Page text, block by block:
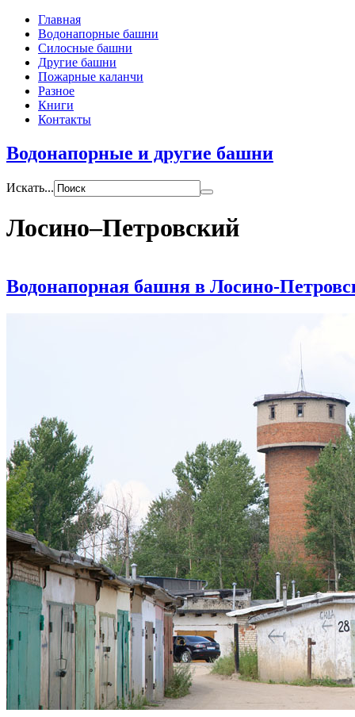
Главная
Водонапорные башни
Силосные башни
Другие башни
Пожарные каланчи
Разное
Книги
Контакты
Водонапорные и другие башни
Искать...
Лосино–Петровский
Водонапорная башня в Лосино-